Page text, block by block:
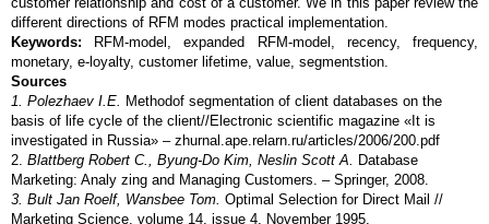
different directions of RFM modes practical implementation.
Keywords: RFM-model, expanded RFM-model, recency, frequency,
monetary, e-loyalty, customer lifetime, value, segmentstion.
Sources
1. Polezhaev I.E. Methodof segmentation of client databases on the
basis of life cycle of the client//Electronic scientific magazine «It is
investigated in Russia» – zhurnal.ape.relarn.ru/articles/2006/200.pdf
2. Blattberg Robert C., Byung-Do Kim, Neslin Scott A. Database
Marketing: Analy zing and Managing Customers. – Springer, 2008.
3. Bult Jan Roelf, Wansbee Tom. Optimal Selection for Direct Mail //
Marketing Science, volume 14, issue 4, November 1995.